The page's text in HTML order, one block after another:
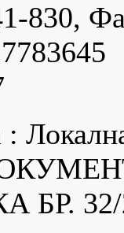
830,
БР. 32/